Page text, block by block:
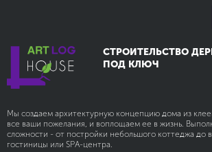
СТРОИТЕЛЬСТВО
ПОД КЛЮЧ
Мы создаем архитектурную концепцию дома из
все ваши пожелания, и воплощаем ее в жизнь.
сложности - от постройки небольшого коттеджа до
гостиницы или SPA-центра.